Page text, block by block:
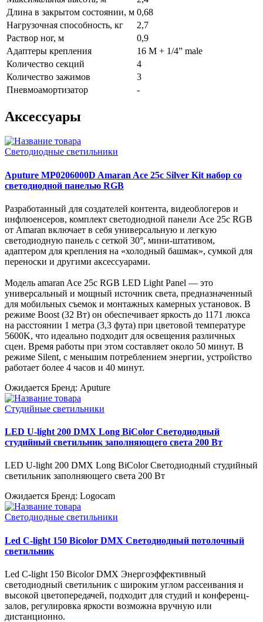
Длина в закрытом состоянии, м 0,68
Нагрузочная способность, кг
2,7
Раствор ног, м
0,9
Адаптеры крепления
16 М + 1/4” male
Количество секций
4
Количество зажимов
3
Пневмоамортизатор
-
Аксессуары
Светодиодные светильники
Aputure MP0206000D Amaran Ace 25c Silver Kit набор со
светодиодной панелью RGB
Разработанный для создателей контента, видеоблогеров и
инфлюенсеров, комплект светодиодной панели Ace 25c RGB
от Amaran включает в себя универсальную и легкую
светодиодную панель с сеткой 30°, мини-штативом,
адаптером для крепления на «холодный башмак», сумкой для
переноски и другими аксессуарами.
Модель amaran Ace 25c RGB LED Light Panel — это
универсальный и мощный источник света, предназначенный
для мобильных съемок и монтажных камерных установок. В
режиме Boost (32 Вт) он обеспечивает яркость до 1171 люкса
на расстоянии 1 метра (3,3 фута) при цветовой температуре
5600K, что идеально подходит для освещения различных
сцен. Время работы при этом составляет около 50 минут. В
режиме Silent, с меньшим потреблением энергии, устройство
работает более 4 часов и 40 минут.
Ожидается Бренд: Aputure
Студийные светильники
LED U-light 200 DMX Long BiColor Светодиодный
студийный светильник заполняющего света 200 Вт
LED U-light 200 DMX Long BiColor Светодиодный студийный
светильник заполняющего света 200 Вт
Ожидается Бренд: Logocam
Светодиодные светильники
Led C-light 150 Bicolor DMX Светодиодный потолочный
светильник
Led C-light 150 Bicolor DMX Энергоэффективный
светодиодный светильник с широким углом рассеивания и
высокой цветопередачей, подходит для студий и конференц-
залов, регулировка яркости возможна вручную или
дистанционно.